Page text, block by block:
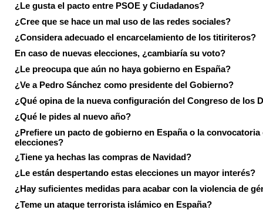
¿Le gusta el pacto entre PSOE y Ciudadanos?
¿Cree que se hace un mal uso de las redes sociales?
¿Considera adecuado el encarcelamiento de los titiriteros?
En caso de nuevas elecciones, ¿cambiaría su voto?
¿Le preocupa que aún no haya gobierno en España?
¿Ve a Pedro Sánchez como presidente del Gobierno?
¿Qué opina de la nueva configuración del Congreso de los
¿Qué le pides al nuevo año?
¿Prefiere un pacto de gobierno en España o la convocatoria
elecciones?
¿Tiene ya hechas las compras de Navidad?
¿Le están despertando estas elecciones un mayor interés?
¿Hay suficientes medidas para acabar con la violencia de
¿Teme un ataque terrorista islámico en España?